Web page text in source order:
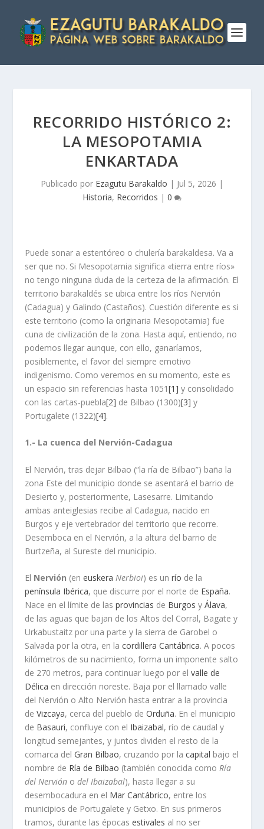
RECORRIDO HISTÓRICO 2:
LA MESOPOTAMIA
ENKARTADA
Publicado por Ezagutu Barakaldo | Jul 5, 2026 |
Historia, Recorridos | 0
Puede sonar a estentóreo o chulería barakaldesa. Va a
ser que no. Si Mesopotamia significa «tierra entre ríos»
no tengo ninguna duda de la certeza de la afirmación. El
territorio barakaldés se ubica entre los ríos Nervión
(Cadagua) y Galindo (Castaños). Cuestión diferente es si
este territorio (como la originaria Mesopotamia) fue
cuna de civilización de la zona. Hasta aquí, entiendo, no
podemos llegar aunque, con ello, ganaríamos,
posiblemente, el favor del siempre emotivo
indigenismo. Como veremos en su momento, este es
un espacio sin referencias hasta 1051[1] y consolidado
con las cartas-puebla[2] de Bilbao (1300)[3] y
Portugalete (1322)[4].
1.- La cuenca del Nervión-Cadagua
El Nervión, tras dejar Bilbao (“la ría de Bilbao”) baña la
zona Este del municipio donde se asentará el barrio de
Desierto y, posteriormente, Lasesarre. Limitando
ambas anteiglesias recibe al Cadagua, nacido en
Burgos y eje vertebrador del territorio que recorre.
Desemboca en el Nervión, a la altura del barrio de
Burtzeña, al Sureste del municipio.
El Nervión (eneuskera Nerbioi) es unrío de la
península Ibérica, que discurre por el norte de España.
Nace en el límite de lasprovincias de Burgos yÁlava,
de las aguas que bajan de los Altos del Corral, Bagate y
Urkabustaitz por una parte y la sierra de Garobel o
Salvada por la otra, en lacordillera Cantábrica. A pocos
kilómetros de su nacimiento, forma un imponente salto
de 270 metros, para continuar luego por elvalle de
Délica en dirección noreste. Baja por el llamado valle
del Nervión o Alto Nervión hasta entrar a la provincia
deVizcaya, cerca del pueblo deOrduña. En el municipio
de Basauri, confluye con el Ibaizabal, río de caudal y
longitud semejantes, y juntos dividen el resto de la
comarca delGran Bilbao, cruzando por lacapital bajo el
nombre de Ría de Bilbao (también conocida comoRía
del Nervión odel Ibaizabal), hasta llegar a su
desembocadura en el Mar Cantábrico, entre los
municipios de Portugalete y Getxo. En sus primeros
tramos, durante las épocasestivales al no ser